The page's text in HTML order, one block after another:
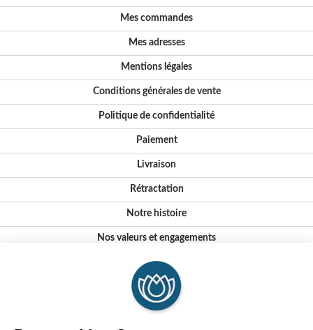
Mes commandes
Mes adresses
Mentions légales
Conditions générales de vente
Politique de confidentialité
Paiement
Livraison
Rétractation
Notre histoire
Nos valeurs et engagements
Conseils
Où nous trouver ?
FAQ